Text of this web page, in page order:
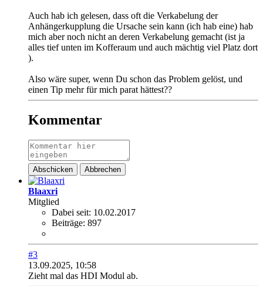
Auch hab ich gelesen, dass oft die Verkabelung der
Anhängerkupplung die Ursache sein kann (ich hab eine) hab
mich aber noch nicht an deren Verkabelung gemacht (ist ja
alles tief unten im Kofferaum und auch mächtig viel Platz dort
).
Also wäre super, wenn Du schon das Problem gelöst, und
einen Tip mehr für mich parat hättest??
Kommentar
Abschicken Abbrechen
Blaaxri
Mitglied
Dabei seit: 10.02.2017
Beiträge: 897
#3
13.09.2025, 10:58
Zieht mal das HDI Modul ab.